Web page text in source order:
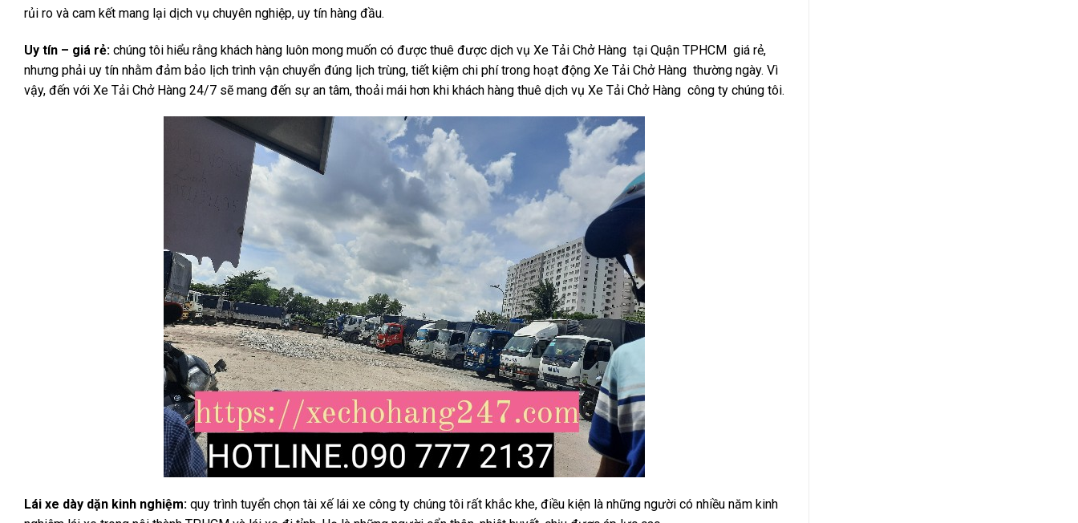
rủi ro và cam kết mang lại dịch vụ chuyên nghiệp, uy tín hàng đầu.
Uy tín – giá rẻ: chúng tôi hiểu rằng khách hàng luôn mong muốn có được thuê được dịch vụ Xe Tải Chở Hàng tại Quận TPHCM giá rẻ,
nhưng phải uy tín nhằm đảm bảo lịch trình vận chuyển đúng lịch trùng, tiết kiệm chi phí trong hoạt động Xe Tải Chở Hàng thường ngày. Vì
vậy, đến với Xe Tải Chở Hàng 24/7 sẽ mang đến sự an tâm, thoải mái hơn khi khách hàng thuê dịch vụ Xe Tải Chở Hàng công ty chúng tôi.
Lái xe dày dặn kinh nghiệm: quy trình tuyển chọn tài xế lái xe công ty chúng tôi rất khắc khe, điều kiện là những người có nhiều năm kinh